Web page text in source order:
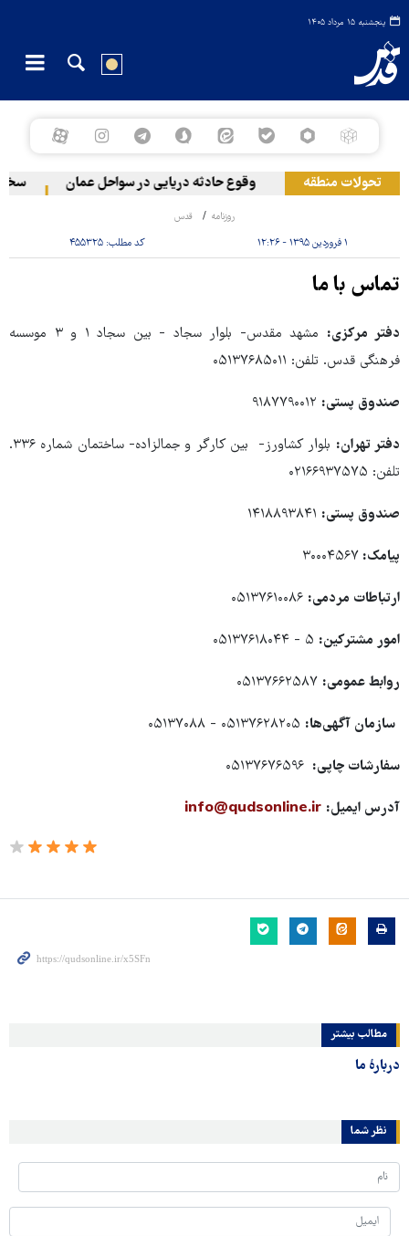
پنجشنبه ۱۵ مرداد ۱۴۰۵
تحولات منطقه وقوع حادثه دریایی در سواحل عمان
روزنامه قدس
۱ فروردین ۱۳۹۵ - ۱۲:۲۶ کد مطلب:۴۵۵۳۲۵
تماس با ما
دفتر مرکزی:
مشهد مقدس- بلوار سجاد - بین سجاد ۱ و ۳ موسسه
فرهنگی قدس. تلفن: ۰۵۱۳۷۶۸۵۰۱۱
صندوق پستی:
دفتر تهران:
بلوار کشاورز- بین کارگر و جمالزاده- ساختمان شماره ۳۳۶.
تلفن: ۰۲۱۶۶۹۳۷۵۷۵
صندوق پستی:
پیامک: ۳۰۰۰۴۵۶۷
ارتباطات مردمی:
امور مشترکین:
روابط عمومی:
سازمان آگهی‌ها:
سفارشات چاپی:
آدرس ایمیل: info@qudsonline.ir
مطالب بیشتر
دربارهٔ ما
نظر شما